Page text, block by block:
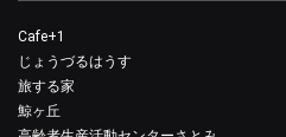
Cafe+1
じょうづるはうす
旅する家
鯨ヶ丘